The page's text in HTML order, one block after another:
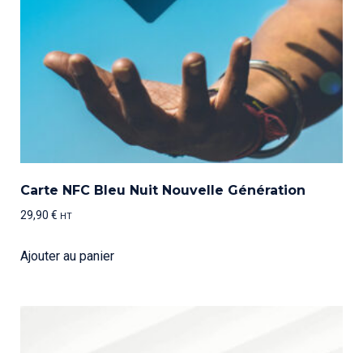
Carte NFC Bleu Nuit Nouvelle Génération
29,90 € HT
Ajouter au panier